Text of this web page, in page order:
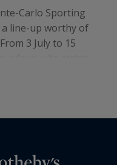
Carlo Sporting
a line-up worthy of
3 July to 15
artists and